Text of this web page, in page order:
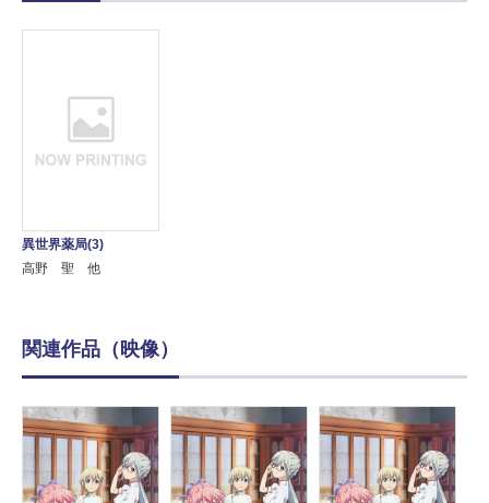
異世界薬局(3)
高野 聖 他
関連作品（映像）